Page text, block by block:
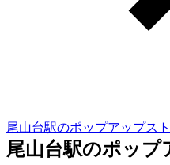
尾山台駅のポップアップス
尾山台駅のポッ